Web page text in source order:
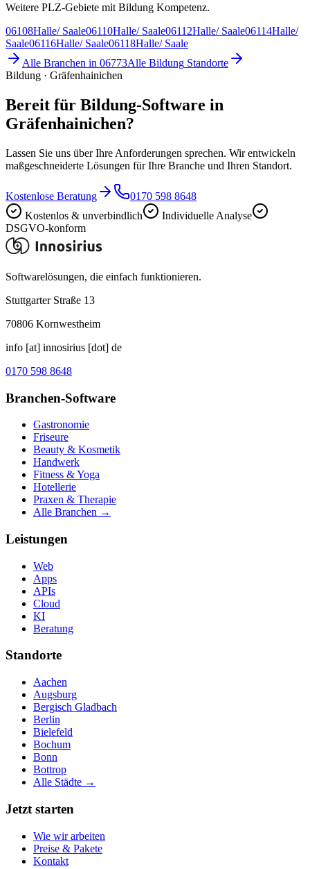
Weitere PLZ-Gebiete mit Bildung Kompetenz.
06108Halle/ Saale06110Halle/ Saale06112Halle/ Saale06114Halle/
Saale06116Halle/ Saale06118Halle/ Saale
Alle Branchen in 06773Alle Bildung Standorte
Bildung · Gräfenhainichen
Bereit für Bildung-Software in
Gräfenhainichen?
Lassen Sie uns über Ihre Anforderungen sprechen. Wir entwickeln
maßgeschneiderte Lösungen für Ihre Branche und Ihren Standort.
Kostenlose Beratung
0170 598 8648
Kostenlos & unverbindlich
Individuelle Analyse
DSGVO-konform
Softwarelösungen, die einfach funktionieren.
Stuttgarter Straße 13
70806 Kornwestheim
info [at] innosirius [dot] de
0170 598 8648
Branchen-Software
Gastronomie
Friseure
Beauty & Kosmetik
Handwerk
Fitness & Yoga
Hotellerie
Praxen & Therapie
Alle Branchen →
Leistungen
Web
Apps
APIs
Cloud
KI
Beratung
Standorte
Aachen
Augsburg
Bergisch Gladbach
Berlin
Bielefeld
Bochum
Bonn
Bottrop
Alle Städte →
Jetzt starten
Wie wir arbeiten
Preise & Pakete
Kontakt